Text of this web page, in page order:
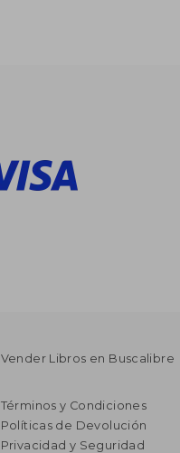
Vender Libros en Buscalibre
Términos y Condiciones
Políticas de Devolución
Privacidad y Seguridad